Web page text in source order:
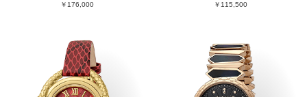
￥176,000 ￥115,500